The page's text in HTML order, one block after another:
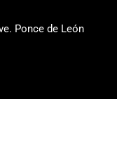
Ponce de León